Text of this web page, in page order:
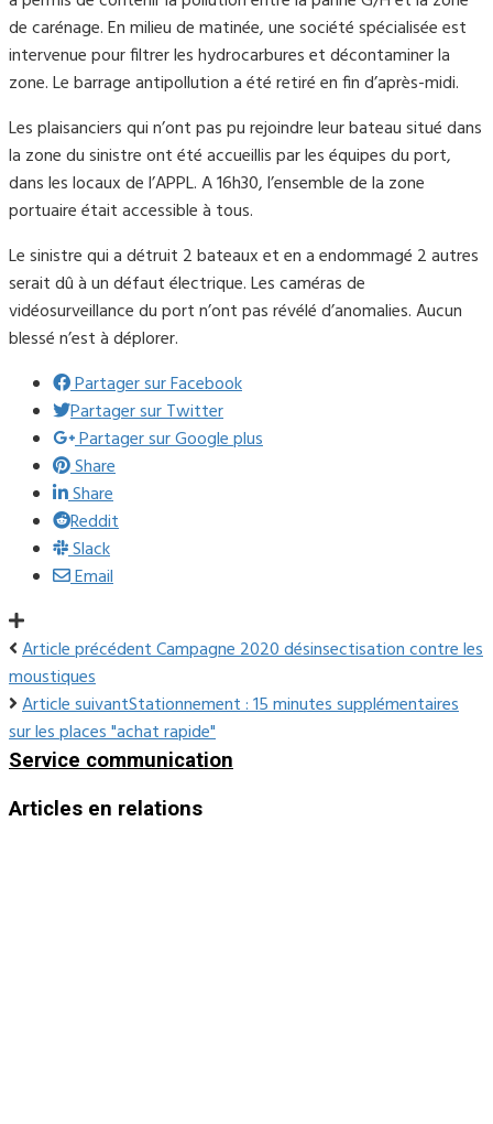
de carénage. En milieu de matinée, une société spécialisée est
intervenue pour filtrer les hydrocarbures et décontaminer la
zone. Le barrage antipollution a été retiré en fin d’après-midi.
Les plaisanciers qui n’ont pas pu rejoindre leur bateau situé dans
la zone du sinistre ont été accueillis par les équipes du port,
dans les locaux de l’APPL. A 16h30, l’ensemble de la zone
portuaire était accessible à tous.
Le sinistre qui a détruit 2 bateaux et en a endommagé 2 autres
serait dû à un défaut électrique. Les caméras de
vidéosurveillance du port n’ont pas révélé d’anomalies. Aucun
blessé n’est à déplorer.
Partager sur Facebook
Partager sur Twitter
Partager sur Google plus
Share
Share
Reddit
Slack
Email
Article précédentCampagne 2020 désinsectisation contre les
moustiques
Article suivantStationnement : 15 minutes supplémentaires
sur les places "achat rapide"
Service communication
Articles en relations